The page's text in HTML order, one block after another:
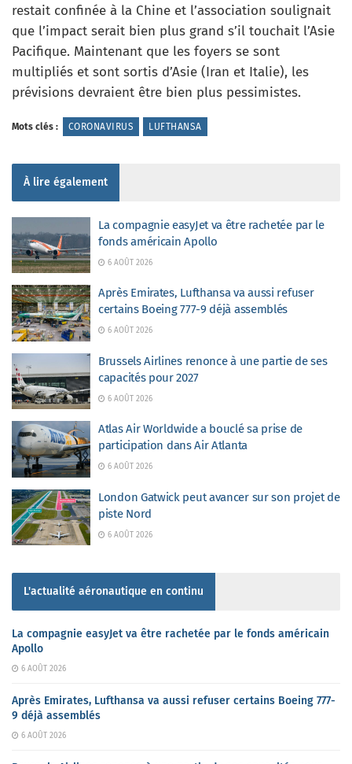
restait confinée à la Chine et l’association soulignait
que l’impact serait bien plus grand s’il touchait l’Asie
Pacifique. Maintenant que les foyers se sont
multipliés et sont sortis d’Asie (Iran et Italie), les
prévisions devraient être bien plus pessimistes.
Mots clés : CORONAVIRUS LUFTHANSA
À lire également
La compagnie easyJet va être rachetée par le
fonds américain Apollo
6 AOÛT 2026
Après Emirates, Lufthansa va aussi refuser
certains Boeing 777-9 déjà assemblés
6 AOÛT 2026
Brussels Airlines renonce à une partie de ses
capacités pour 2027
6 AOÛT 2026
Atlas Air Worldwide a bouclé sa prise de
participation dans Air Atlanta
6 AOÛT 2026
London Gatwick peut avancer sur son projet de
piste Nord
6 AOÛT 2026
L'actualité aéronautique en continu
La compagnie easyJet va être rachetée par le fonds américain
Apollo
6 AOÛT 2026
Après Emirates, Lufthansa va aussi refuser certains Boeing 777-
9 déjà assemblés
6 AOÛT 2026